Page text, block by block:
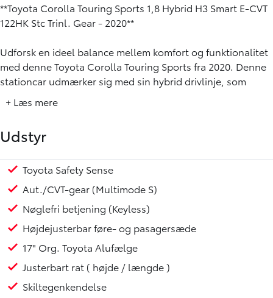
**Toyota Corolla Touring Sports 1,8 Hybrid H3 Smart E-CVT
122HK Stc Trinl. Gear - 2020**
Udforsk en ideel balance mellem komfort og funktionalitet
med denne Toyota Corolla Touring Sports fra 2020. Denne
stationcar udmærker sig med sin hybrid drivlinje, som
effektiv køreoplevelse. Køretøjet har kørt 72.000 km.
**Nøglefunktioner og Udstyr:**
- Apple Carplay og Android Auto
- Bakkamera
- Bluetooth integration
- Automatisk op-/nedblænding
- Klimaanlæg med 2-zoners styring
- Sædevarme foran
- LED for- og baglygter
- Mørktonede bagruder
- Tågelygter
+ Læs mere
Udstyr
Toyota Safety Sense
Aut./CVT-gear (Multimode S)
Nøglefri betjening (Keyless)
Højdejusterbar føre- og pasagersæde
17" Org. Toyota Alufælge
Justerbart rat ( højde / længde )
Skiltegenkendelse
Multifunktionsrat
Sædevarme for
USB stik
Kopholder
Læderrat
LED forlygter
Tagræling
Metallak
Mørktonede ruder bag
Armlæn
Rat m. varme
Automatisk op-/nedblænding
Fartpilot adaptiv
Head-up display
Parkeringssensor for/bag
Automatisk nødopkald
Dæktrykssensor
Bluetooth
Digital instrumentering
Trådløs mobilopladning
Bagagerumsdækken